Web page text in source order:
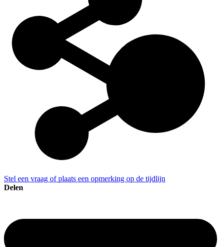
Stel een vraag of plaats een opmerking op de tijdlijn
Delen